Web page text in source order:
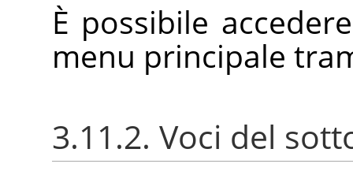
È possibile
menu principale
3.11.2. Voci del